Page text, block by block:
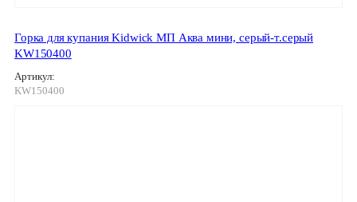
Горка для купания Kidwick МП Аква мини, серый-т.серый
KW150400
Артикул:
KW150400